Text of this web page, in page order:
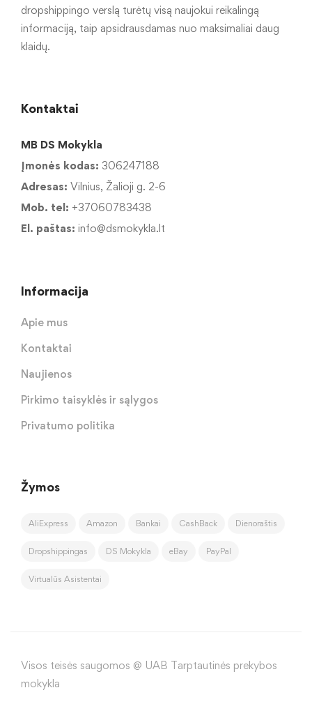
dropshippingo verslą turėtų visą naujokui reikalingą
informaciją, taip apsidrausdamas nuo maksimaliai daug
klaidų.
Kontaktai
MB DS Mokykla
Įmonės kodas: 306247188
Adresas: Vilnius, Žalioji g. 2-6
Mob. tel: +37060783438
El. paštas: info@dsmokykla.lt
Informacija
Apie mus
Kontaktai
Naujienos
Pirkimo taisyklės ir sąlygos
Privatumo politika
Žymos
AliExpress Amazon Bankai CashBack Dienoraštis
Dropshippingas DS Mokykla eBay PayPal
Virtualūs Asistentai
Visos teisės saugomos @ UAB Tarptautinės prekybos
mokykla